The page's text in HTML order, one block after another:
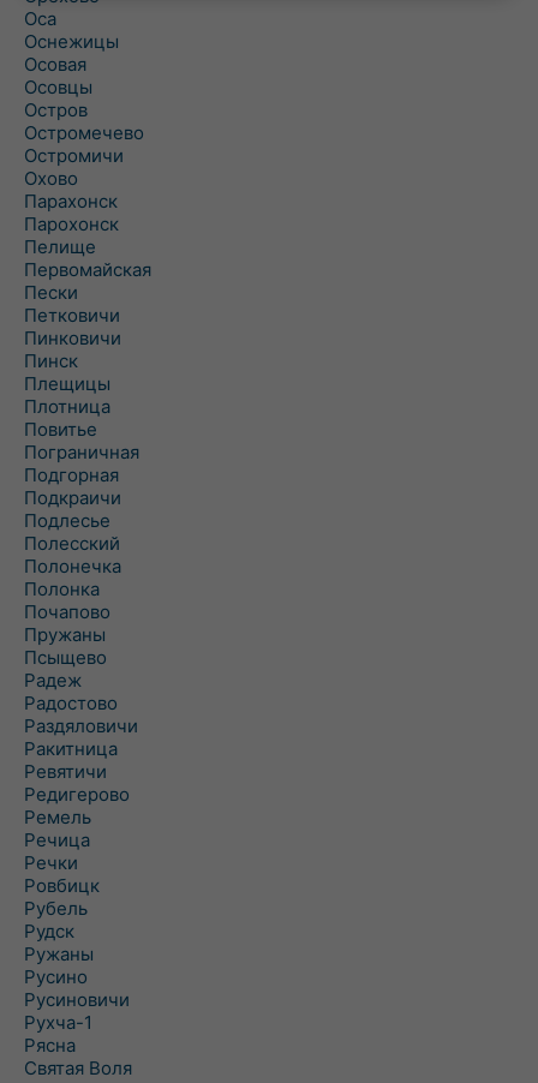
Оса
Оснежицы
Осовая
Осовцы
Остров
Остромечево
Остромичи
Охово
Парахонск
Парохонск
Пелище
Первомайская
Пески
Петковичи
Пинковичи
Пинск
Плещицы
Плотница
Повитье
Пограничная
Подгорная
Подкраичи
Подлесье
Полесский
Полонечка
Полонка
Почапово
Пружаны
Псыщево
Радеж
Радостово
Раздяловичи
Ракитница
Ревятичи
Редигерово
Ремель
Речица
Речки
Ровбицк
Рубель
Рудск
Ружаны
Русино
Русиновичи
Рухча-1
Рясна
Святая Воля